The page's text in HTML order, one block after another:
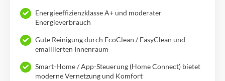
Energieeffizienzklasse A+ und moderater
Energieverbrauch
Gute Reinigung durch EcoClean / EasyClean und
emaillierten Innenraum
Smart-Home / App-Steuerung (Home Connect) bietet
moderne Vernetzung und Komfort